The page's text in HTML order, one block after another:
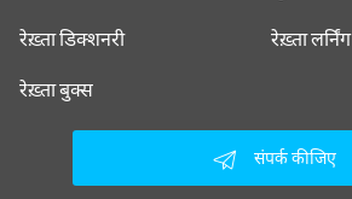
रेख़्ता डिक्शनरी रेख़्ता लर्निंग
रेख़्ता बुक्स
संपर्क कीजिए